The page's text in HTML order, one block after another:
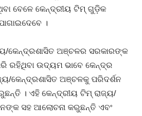
ବେଳେ କେନ୍ଦ୍ରୀୟ ଟିମ୍ ଗୁଡ଼ିକ
।
କେନ୍ଦ୍ରଶାସିତ ଅଞ୍ଚଳର ସରକାରଙ୍କ
ରହିଥିବା ଉଦ୍ୟମ ଭାବେ କେନ୍ଦ୍ର
କେନ୍ଦ୍ରଶାସିତ ଅଞ୍ଚଳକୁ ପରିଦର୍ଶନ
। ଏହି କେନ୍ଦ୍ରୀୟ ଟିମ୍ ରାଜ୍ୟ/
ସହ ଆଲୋଚନା କରୁଛନ୍ତି ଏବଂ